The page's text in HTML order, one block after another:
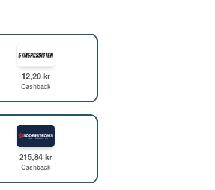
12,20 kr
Cashback
215,84 kr
Cashback